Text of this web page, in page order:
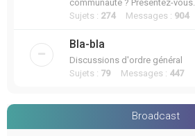
communauté ? Présentez-vous.
Sujets : 274Messages : 904
Bla-bla
Discussions d'ordre général
Sujets : 79Messages : 447
Broadcast